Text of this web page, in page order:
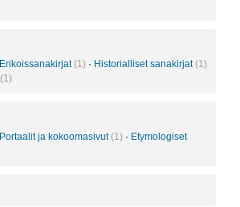
Erikoissanakirjat (1) · Historialliset sanakirjat (1)
(1)
Portaalit ja kokoomasivut (1) · Etymologiset